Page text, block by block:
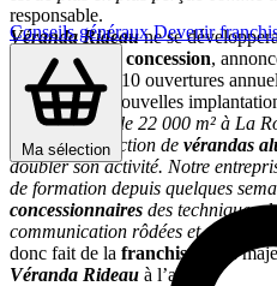
Conseils générauxDevenir
Ma sélection
responsable.
Véranda Rideaune se
uniquement en concession,
objectif de 5 à 10 ouvertures
d’environ 80 nouvelles
« Notre usine de 22 000 m² à La
unité de production de vérandas
doubler son activité. Notre
de formation depuis quelques
concessionnaires des techniques
communication rôdées et efficaces
donc fait de la franchise
l’axe
Véranda Rideau à l’avenir.